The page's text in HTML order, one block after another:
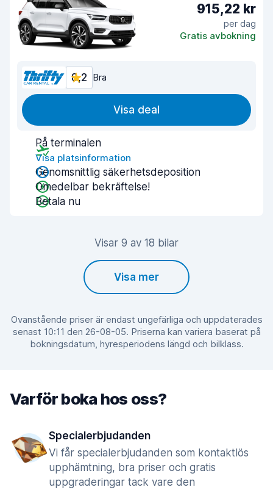
915,22 kr
per dag
Gratis avbokning
8,2 Bra
Visa deal
På terminalen
Visa platsinformation
Genomsnittlig säkerhetsdeposition
Omedelbar bekräftelse!
Betala nu
Visar 9 av 18 bilar
Visa mer
Ovanstående priser är endast ungefärliga och uppdaterades
senast 10:11 den 26-08-05. Priserna kan variera baserat på
bokningsdatum, hyresperiodens längd och bilklass.
Varför boka hos oss?
Specialerbjudanden
Vi får specialerbjudanden som kontaktlös
upphämtning, bra priser och gratis
uppgraderingar tack vare den